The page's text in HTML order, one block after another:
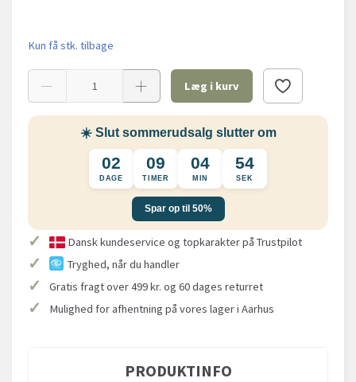
Kun få stk. tilbage
Læg i kurv
☀️ Slut sommerudsalg slutter om
02
DAGE
09
TIMER
04
MIN
54
SEK
Spar op til 50%
✓ Dansk kundeservice og topkarakter på Trustpilot
✓ Tryghed, når du handler
✓ Gratis fragt over 499 kr. og 60 dages returret
✓ Mulighed for afhentning på vores lager i Aarhus
PRODUKTINFO